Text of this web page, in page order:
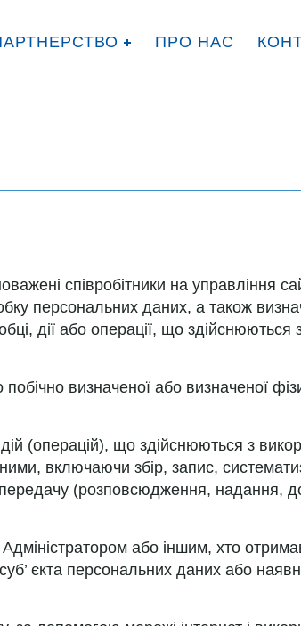
ПРО НАС
співробітники на управління
персональних даних, а також
дії або операції, що здійснюються
визначеної або визначеної
(операцій), що здійснюються з
включаючи збір, запис,
(розповсюдження, надання,
або іншим, хто
єкта персональних даних або